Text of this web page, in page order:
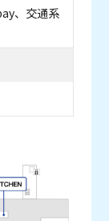
、交通系